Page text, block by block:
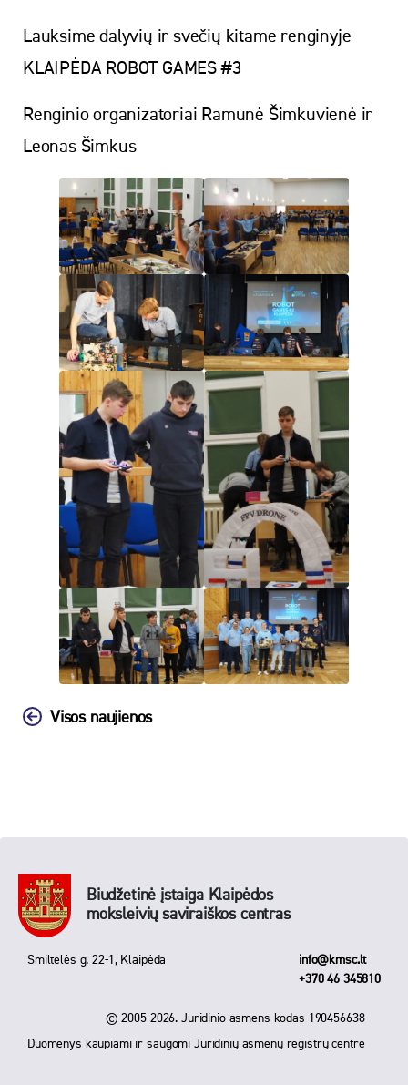
Lauksime dalyvių ir svečių kitame renginyje
KLAIPĖDA ROBOT GAMES #3
Renginio organizatoriai Ramunė Šimkuvienė ir
Leonas Šimkus
Visos naujienos
Biudžetinė įstaiga Klaipėdos
moksleivių saviraiškos centras
Smiltelės g. 22-1, Klaipėda
info@kmsc.lt
+370 46 345810
© 2005-2026. Juridinio asmens kodas 190456638
Duomenys kaupiami ir saugomi Juridinių asmenų registrų centre